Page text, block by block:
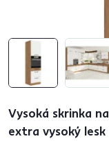
Vysoká skrinka
extra vysoký lesk